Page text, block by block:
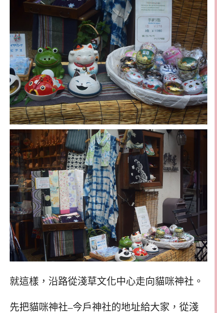
就這樣，沿路從淺草文化中心走向貓咪神社。
先把貓咪神社–今戶神社的地址給大家，從淺